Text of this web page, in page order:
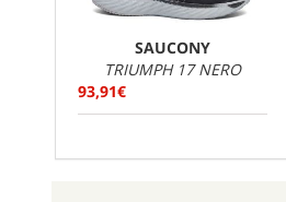
SAUCONY
TRIUMPH 17 NERO
93,91€